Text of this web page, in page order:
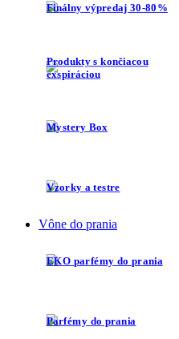
Finálny výpredaj 30-80%
Produkty s končiacou
exspiráciou
Mystery Box
Vzorky a testre
Vône do prania
EKO parfémy do prania
Parfémy do prania